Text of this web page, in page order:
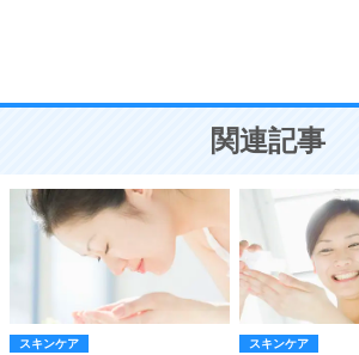
ことが大切。
関連記事
スキンケア スキンケア